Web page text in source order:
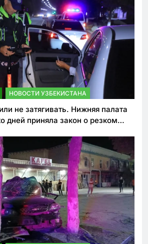
НОВОСТИ УЗБЕКИСТАНА
не затягивать. Нижняя палата
дней приняла закон о резком